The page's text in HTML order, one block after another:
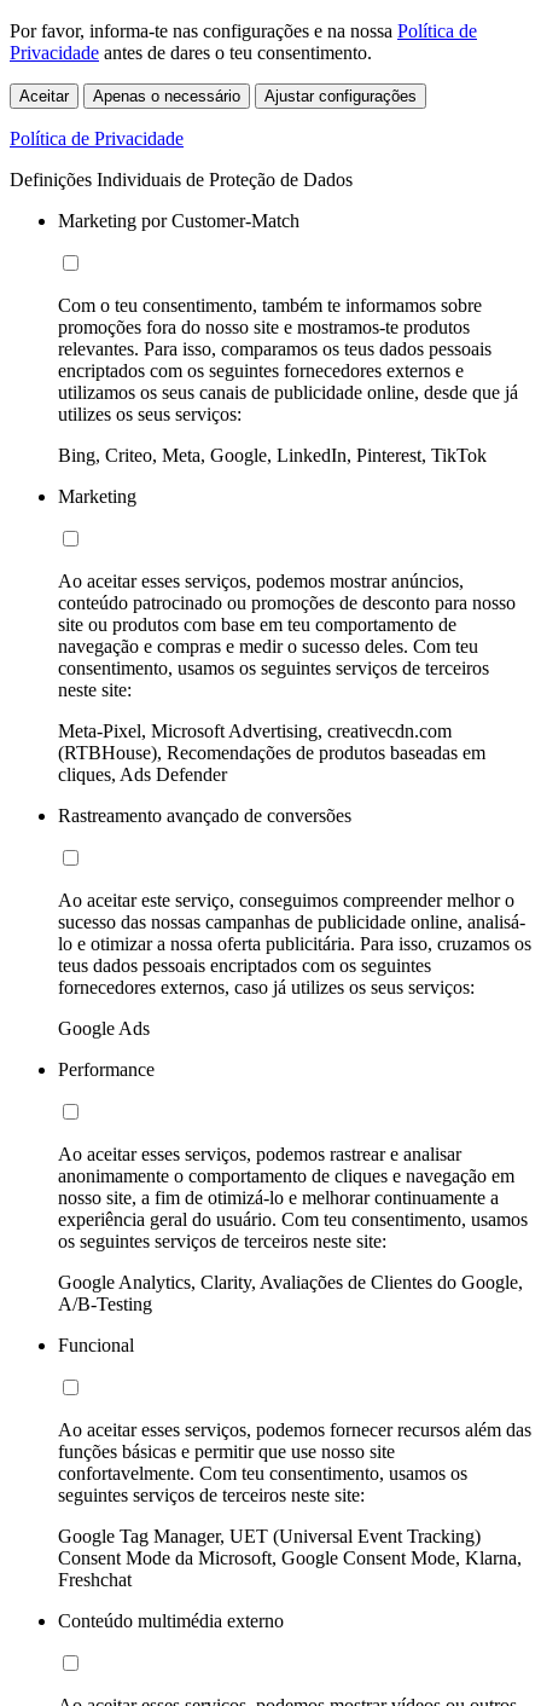
Por favor, informa-te nas configurações e na nossa Política de
Privacidade antes de dares o teu consentimento.
Aceitar Apenas o necessário Ajustar configurações
Política de Privacidade
Definições Individuais de Proteção de Dados
Marketing por Customer-Match
Com o teu consentimento, também te informamos sobre
promoções fora do nosso site e mostramos-te produtos
relevantes. Para isso, comparamos os teus dados pessoais
encriptados com os seguintes fornecedores externos e
utilizamos os seus canais de publicidade online, desde que já
utilizes os seus serviços:
Bing, Criteo, Meta, Google, LinkedIn, Pinterest, TikTok
Marketing
Ao aceitar esses serviços, podemos mostrar anúncios,
conteúdo patrocinado ou promoções de desconto para nosso
site ou produtos com base em teu comportamento de
navegação e compras e medir o sucesso deles. Com teu
consentimento, usamos os seguintes serviços de terceiros
neste site:
Meta-Pixel, Microsoft Advertising, creativecdn.com
(RTBHouse), Recomendações de produtos baseadas em
cliques, Ads Defender
Rastreamento avançado de conversões
Ao aceitar este serviço, conseguimos compreender melhor o
sucesso das nossas campanhas de publicidade online, analisá-
lo e otimizar a nossa oferta publicitária. Para isso, cruzamos os
teus dados pessoais encriptados com os seguintes
fornecedores externos, caso já utilizes os seus serviços:
Google Ads
Performance
Ao aceitar esses serviços, podemos rastrear e analisar
anonimamente o comportamento de cliques e navegação em
nosso site, a fim de otimizá-lo e melhorar continuamente a
experiência geral do usuário. Com teu consentimento, usamos
os seguintes serviços de terceiros neste site:
Google Analytics, Clarity, Avaliações de Clientes do Google,
A/B-Testing
Funcional
Ao aceitar esses serviços, podemos fornecer recursos além das
funções básicas e permitir que use nosso site
confortavelmente. Com teu consentimento, usamos os
seguintes serviços de terceiros neste site:
Google Tag Manager, UET (Universal Event Tracking)
Consent Mode da Microsoft, Google Consent Mode, Klarna,
Freshchat
Conteúdo multimédia externo